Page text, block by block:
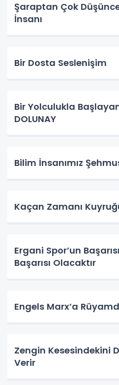
Şaraptan Çok
İnsanı
Bir Dosta Seslenişim
Bir Yolculukla
DOLUNAY
Bilim İnsanımız
Kaçan Zamanı
Ergani Spor’un
Başarısı Olacaktır
Engels Marx’a
Zengin Kesesindekini
Verir